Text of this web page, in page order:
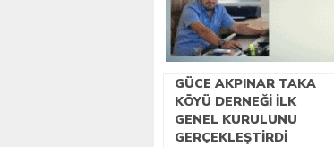
GÜCE AKPINAR TAKA
KÖYÜ DERNEĞI İLK
GENEL KURULUNU
GERÇEKLEŞTIRDI